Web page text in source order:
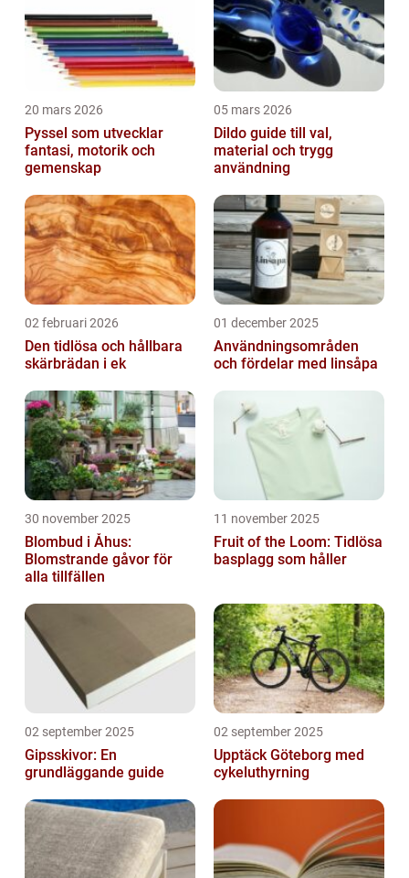
20 mars 2026
Pyssel som utvecklar
fantasi, motorik och
gemenskap
05 mars 2026
Dildo guide till val,
material och trygg
användning
02 februari 2026
Den tidlösa och hållbara
skärbrädan i ek
01 december 2025
Användningsområden
och fördelar med linsåpa
30 november 2025
Blombud i Åhus:
Blomstrande gåvor för
alla tillfällen
11 november 2025
Fruit of the Loom: Tidlösa
basplagg som håller
02 september 2025
Gipsskivor: En
grundläggande guide
02 september 2025
Upptäck Göteborg med
cykeluthyrning